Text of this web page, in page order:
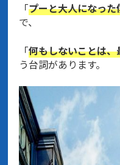
「プーと大人になった
で、
「何もしないことは
う台詞があります。